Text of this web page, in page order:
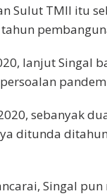
Sulut TMII itu
lanjut Singal
sebanyak
ditunda
Singal